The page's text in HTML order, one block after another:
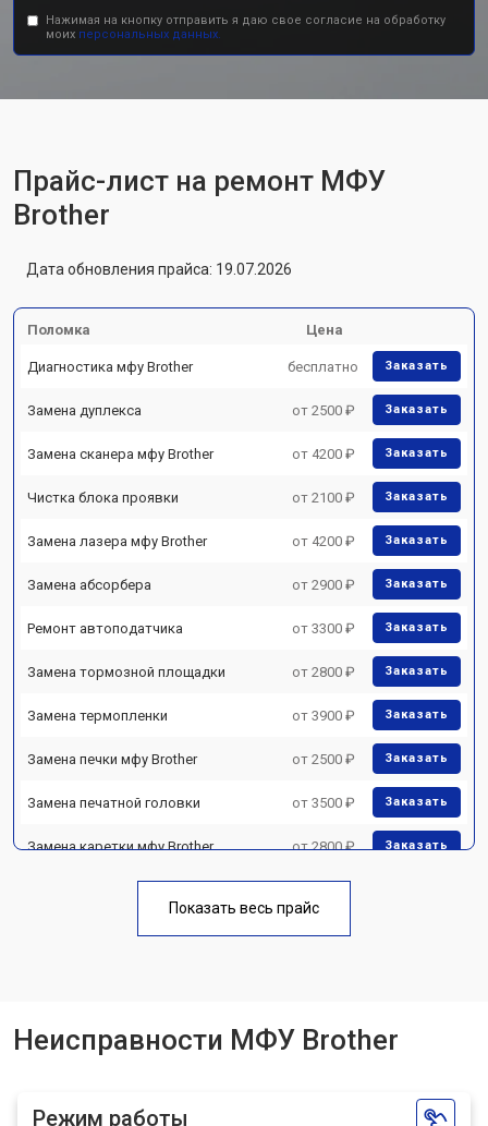
Нажимая на кнопку отправить я даю свое согласие на обработку
моих персональных данных.
Прайс-лист на ремонт МФУ
Brother
Дата обновления прайса: 19.07.2026
Поломка Цена
Диагностика мфу Brother бесплатно Заказать
Замена дуплекса от 2500 ₽ Заказать
Замена сканера мфу Brother от 4200 ₽ Заказать
Чистка блока проявки от 2100 ₽ Заказать
Замена лазера мфу Brother от 4200 ₽ Заказать
Замена абсорбера от 2900 ₽ Заказать
Ремонт автоподатчика от 3300 ₽ Заказать
Замена тормозной площадки от 2800 ₽ Заказать
Замена термопленки от 3900 ₽ Заказать
Замена печки мфу Brother от 2500 ₽ Заказать
Замена печатной головки от 3500 ₽ Заказать
Замена каретки мфу Brother от 2800 ₽ Заказать
Замена блока питания от 2500 ₽
Показать весь прайс
Неисправности МФУ Brother
Режим работы